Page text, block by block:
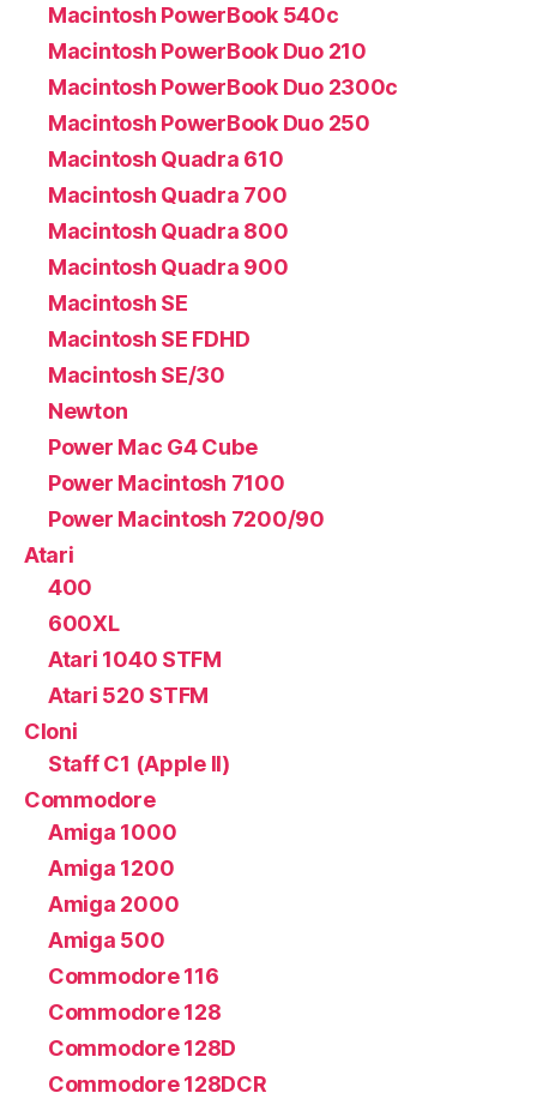
Macintosh PowerBook 540c
Macintosh PowerBook Duo 210
Macintosh PowerBook Duo 2300c
Macintosh PowerBook Duo 250
Macintosh Quadra 610
Macintosh Quadra 700
Macintosh Quadra 800
Macintosh Quadra 900
Macintosh SE
Macintosh SE FDHD
Macintosh SE/30
Newton
Power Mac G4 Cube
Power Macintosh 7100
Power Macintosh 7200/90
Atari
400
600XL
Atari 1040 STFM
Atari 520 STFM
Cloni
Staff C1 (Apple II)
Commodore
Amiga 1000
Amiga 1200
Amiga 2000
Amiga 500
Commodore 116
Commodore 128
Commodore 128D
Commodore 128DCR